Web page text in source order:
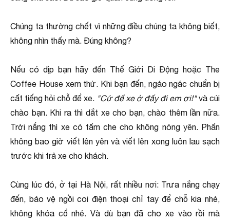
Chúng ta thường chết vì những điều chúng ta không biết,
không nhìn thấy mà. Đúng không?
Nếu có dịp bạn hãy đến Thế Giới Di Động hoặc The
Coffee House xem thử. Khi bạn đến, ngáo ngác chuẩn bị
cất tiếng hỏi chỗ để xe. "Cứ để xe ở đấy đi em ơi!"và cúi
chào bạn. Khi ra thì dắt xe cho bạn, chào thêm lần nữa.
Trời nắng thì xe có tấm che cho không nóng yên. Phấn
không bao giờ viết lên yên và viết lên xong luôn lau sạch
trước khi trả xe cho khách.
Cùng lúc đó, ở tại Hà Nội, rất nhiều nơi: Trưa nắng chạy
đến, bảo vệ ngồi coi điện thoại chỉ tay để chỗ kia nhé,
không khóa cổ nhé. Và dù bạn đã cho xe vào rồi mà